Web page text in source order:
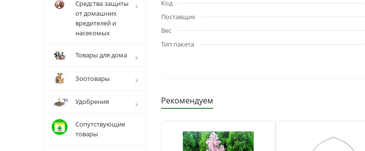
Код
Поставщик
Вес
Тип пакета
Рекомендуем
Средства защиты
от домашних
вредителей и
насекомых
Товары для дома
Зоотовары
Удобрения
Сопутствующие
товары